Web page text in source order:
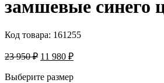
замшевые синего
Код товара: 161255
23 950₽ 11 980 ₽
Выберите размер